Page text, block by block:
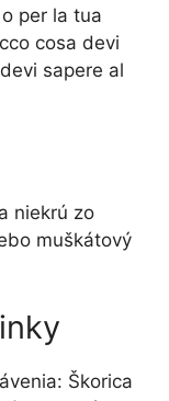
per la tua
cosa devi
sapere al
niekrú zo
muškátový
Škorica